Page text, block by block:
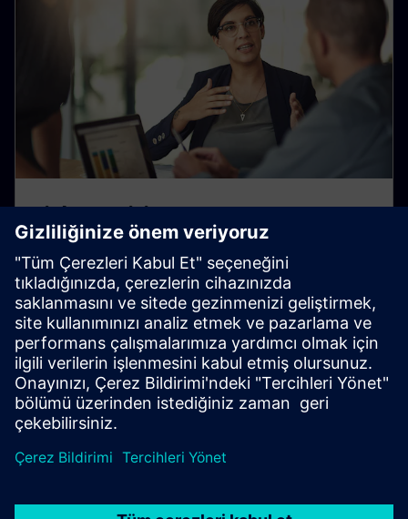
Risk Tespiti ve
Değerlendirmeleri
Tedarikçilerle olan işbirliğimiz, Siemens'in temel
değerlerini yansıtan ve ulusal ve uluslararası mevzuata
uyumu sağlayan Siemens Davranış Kurallarına
dayanmaktadır.